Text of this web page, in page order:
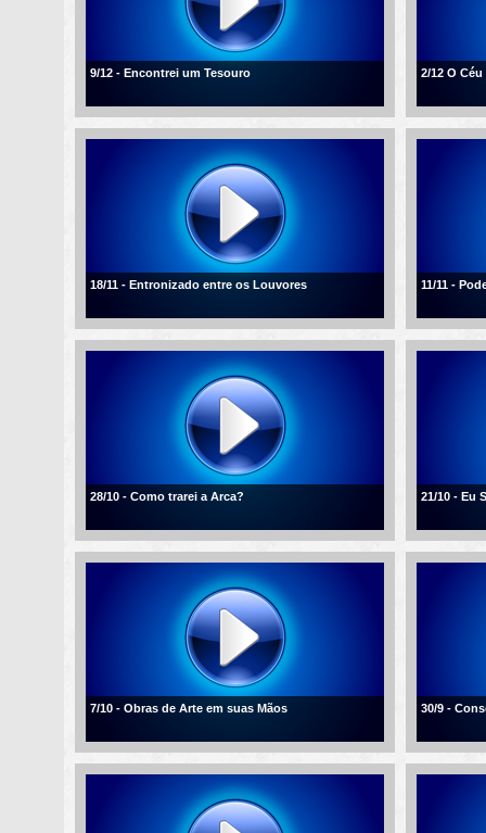
9/12 - Encontrei um Tesouro 2/12 O
18/11 - Entronizado entre os Louvores 11/11 -
28/10 - Como trarei a Arca? 21/10 - Eu
7/10 - Obras de Arte em suas Mãos 30/9 -